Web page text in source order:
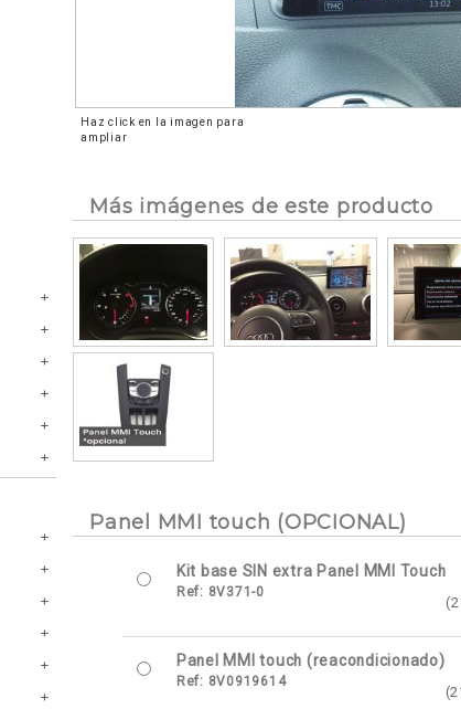
Haz click en la imagen para
ampliar
Más imágenes de este producto
Panel MMI touch (OPCIONAL)
Kit base SIN extra Panel MMI Touch
Ref: 8V371-0
Panel MMI touch (reacondicionado)
Ref: 8V0919614